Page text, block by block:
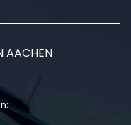
08:00 bis 12:00
Fotokurs
der DGÄZ
AACHEN